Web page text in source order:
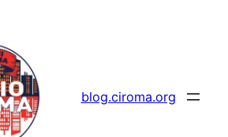
blog.ciroma.org